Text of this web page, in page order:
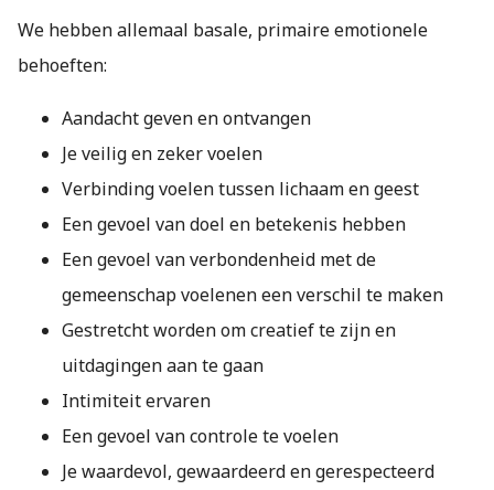
We hebben allemaal basale, primaire emotionele
behoeften:
Aandacht geven en ontvangen
Je veilig en zeker voelen
Verbinding voelen tussen lichaam en geest
Een gevoel van doel en betekenis hebben
Een gevoel van verbondenheid met de
gemeenschap voelenen een verschil te maken
Gestretcht worden om creatief te zijn en
uitdagingen aan te gaan
Intimiteit ervaren
Een gevoel van controle te voelen
Je waardevol, gewaardeerd en gerespecteerd